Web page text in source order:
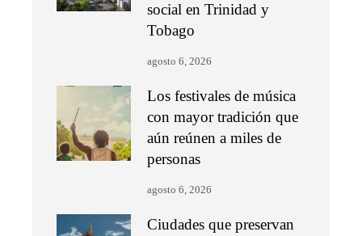
social en Trinidad y
Tobago
agosto 6, 2026
Los festivales de música
con mayor tradición que
aún reúnen a miles de
personas
agosto 6, 2026
Ciudades que preservan